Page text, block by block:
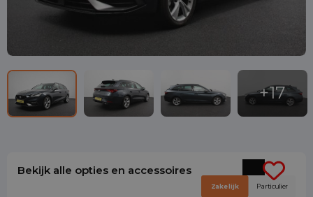
Bekijk alle opties en accessoires
Zakelijk Particulier